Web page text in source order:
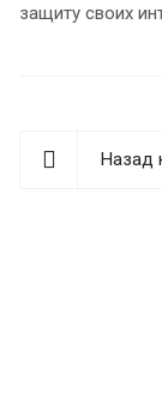
защиту своих
Назад